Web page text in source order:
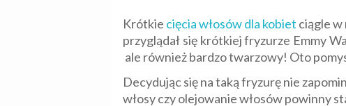
Krótkie cięcia włosów dla kobiet ciągle w
przyglądał się krótkiej fryzurze Emmy
ale również bardzo twarzowy! Oto
Decydując się na taką fryzurę nie
włosy czy olejowanie włosów powinny